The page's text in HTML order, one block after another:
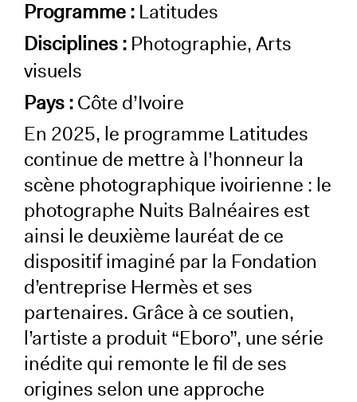
Programme : Latitudes
Disciplines : Photographie, Arts
visuels
Pays :Côte d’Ivoire
En 2025, le programme Latitudes
continue de mettre à l’honneur la
scène photographique ivoirienne : le
photographe Nuits Balnéaires est
ainsi le deuxième lauréat de ce
dispositif imaginé par la Fondation
d’entreprise Hermès et ses
partenaires. Grâce à ce soutien,
l’artiste a produit “Eboro”, une série
inédite qui remonte le fil de ses
origines selon une approche